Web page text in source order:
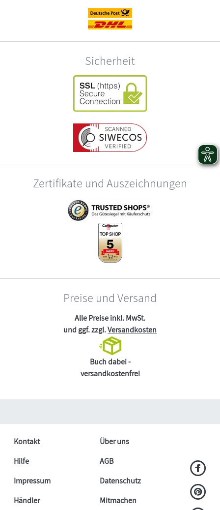
Sicherheit
Zertifikate und Auszeichnungen
Preise und Versand
Alle Preise inkl. MwSt.
und ggf. zzgl.Versandkosten
Buch dabei -
versandkostenfrei
Kontakt
Über uns
Hilfe
AGB
Impressum
Datenschutz
Händler
Mitmachen